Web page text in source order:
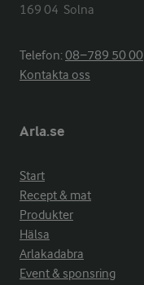
169 04  Solna
Telefon:08−789 50 00
Kontakta oss
Arla.se
Start
Recept & mat
Produkter
Hälsa
Arlakadabra
Event & sponsring